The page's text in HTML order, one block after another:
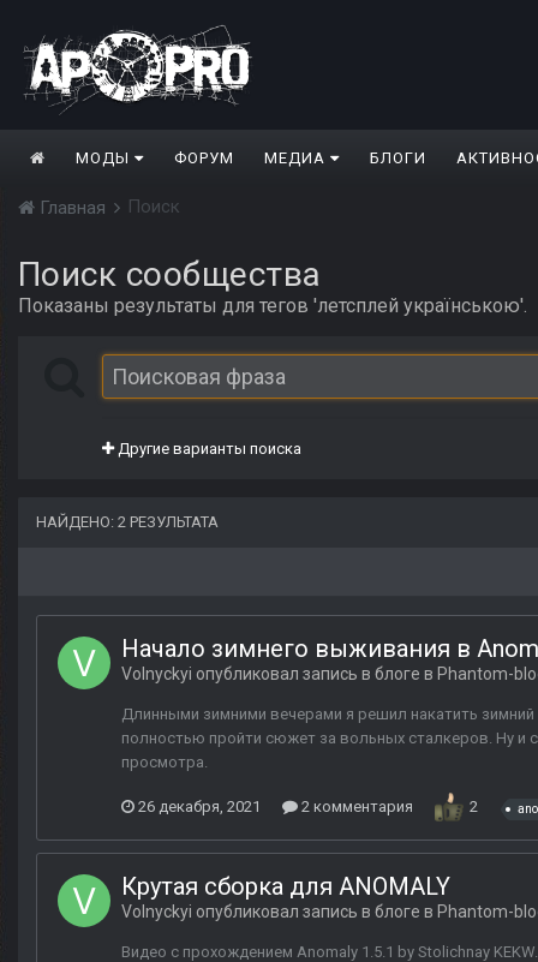
МОДЫ ФОРУМ МЕДИА БЛОГИ
Главная Поиск
Поиск сообщества
Показаны результаты для тегов 'летсплей українською'.
Другие варианты поиска
НАЙДЕНО: 2 РЕЗУЛЬТАТА
Начало зимнего выживания в
Volnyckyi опубликовал запись в блоге в Phantom-
Длинными зимними вечерами я решил накатить
полностью пройти сюжет за вольных сталкеров. Ну и
просмотра.
26 декабря, 2021 2 комментария 2
Крутая сборка для ANOMALY
Volnyckyi опубликовал запись в блоге в Phantom-
Видео с прохождением Anomaly 1.5.1 by Stolichnay